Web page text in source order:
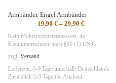
Armbänder, Engel Armbänder
19,90 €– 29,90 €
Kein Mehrwertsteuerausweis, da
Kleinunternehmer nach §19 (1) UStG.
zzgl. Versand
Lieferzeit: 6-9 Tage innerhalb Deutschlands.
Zusätzlich 2-3 Tage ins Ausland.